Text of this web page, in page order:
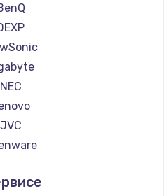
драйверов
руб.
диска
руб.
питания
NEC
JVC